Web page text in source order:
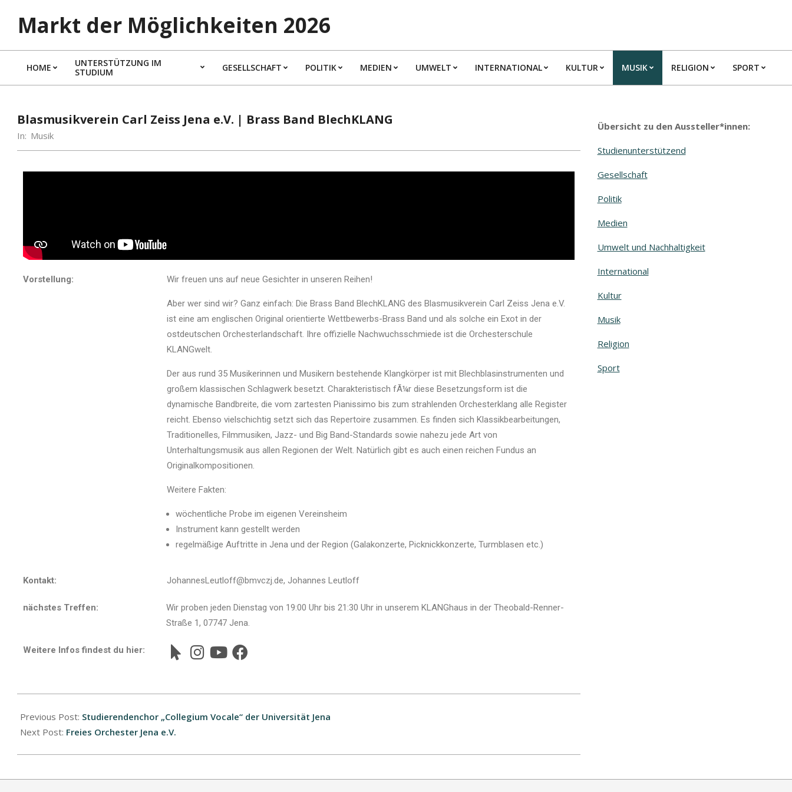
Markt der Möglichkeiten 2026
HOME
UNTERSTÜTZUNG IM
STUDIUM
GESELLSCHAFT POLITIK MEDIEN UMWELT INTERNATIONAL KULTUR MUSIK RELIGION SPORT
Blasmusikverein Carl Zeiss Jena e.V. | Brass Band BlechKLANG
In: Musik
Vorstellung: Wir freuen uns auf neue Gesichter in unseren Reihen!
Aber wer sind wir? Ganz einfach: Die Brass Band BlechKLANG des Blasmusikverein Carl Zeiss Jena e.V.
ist eine am englischen Original orientierte Wettbewerbs-Brass Band und als solche ein Exot in der
ostdeutschen Orchesterlandschaft. Ihre offizielle Nachwuchsschmiede ist die Orchesterschule
KLANGwelt.
Der aus rund 35 Musikerinnen und Musikern bestehende Klangkörper ist mit Blechblasinstrumenten und
großem klassischen Schlagwerk besetzt. Charakteristisch fÃ¼r diese Besetzungsform ist die
dynamische Bandbreite, die vom zartesten Pianissimo bis zum strahlenden Orchesterklang alle Register
reicht. Ebenso vielschichtig setzt sich das Repertoire zusammen. Es finden sich Klassikbearbeitungen,
Traditionelles, Filmmusiken, Jazz- und Big Band-Standards sowie nahezu jede Art von
Unterhaltungsmusik aus allen Regionen der Welt. Natürlich gibt es auch einen reichen Fundus an
Originalkompositionen.
Weitere Fakten:
wöchentliche Probe im eigenen Vereinsheim
Instrument kann gestellt werden
regelmäßige Auftritte in Jena und der Region (Galakonzerte, Picknickkonzerte, Turmblasen etc.)
Kontakt: JohannesLeutloff@bmvczj.de, Johannes Leutloff
nächstes Treffen:
Wir proben jeden Dienstag von 19:00 Uhr bis 21:30 Uhr in unserem KLANGhaus in der Theobald-Renner-
Straße 1, 07747 Jena.
Weitere Infos findest du hier:
Previous Post: Studierendenchor „Collegium Vocale“ der Universität Jena
Next Post: Freies Orchester Jena e.V.
Übersicht zu den Aussteller*innen:
Studienunterstützend
Gesellschaft
Politik
Medien
Umwelt und Nachhaltigkeit
International
Kultur
Musik
Religion
Sport